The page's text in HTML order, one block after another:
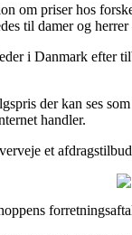
om priser hos
til damer og
i Danmark efter
der kan ses
handler.
et